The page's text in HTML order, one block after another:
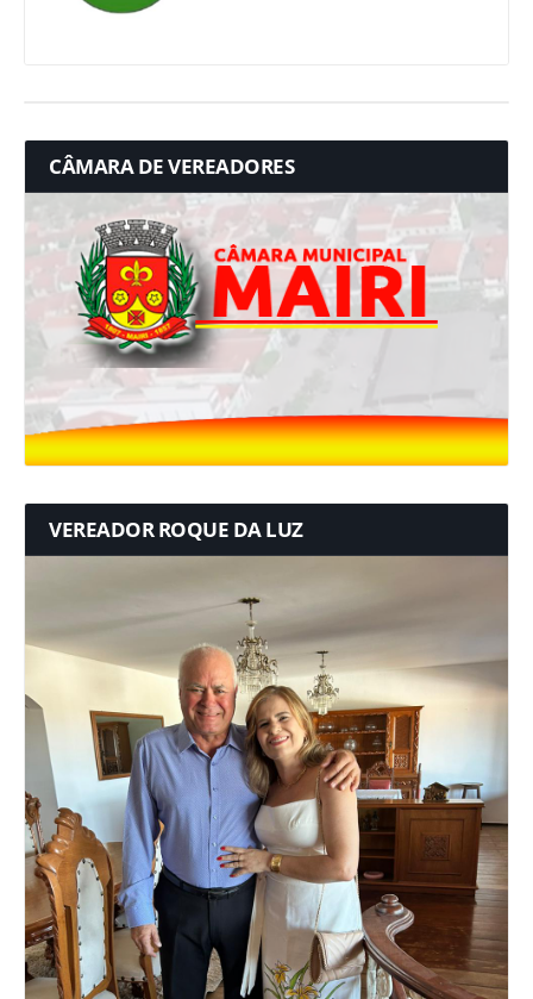
CÂMARA DE VEREADORES
VEREADOR ROQUE DA LUZ